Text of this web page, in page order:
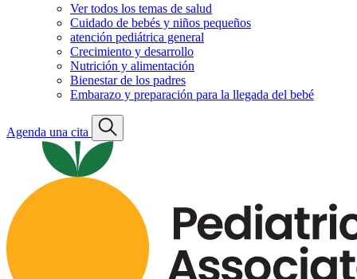
Ver todos los temas de salud
Cuidado de bebés y niños pequeños
atención pediátrica general
Crecimiento y desarrollo
Nutrición y alimentación
Bienestar de los padres
Embarazo y preparación para la llegada del bebé
Agenda una cita